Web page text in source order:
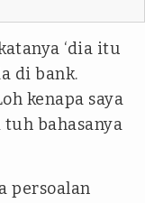
‘dia itu
di bank.
kenapa saya
bahasanya
persoalan